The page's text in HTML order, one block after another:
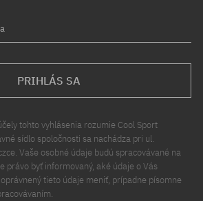
PRIHLÁS SA
tohto vyhlásenia rozumie Cool Sport
sídlo spoločnosti sa nachádza pri ul.
Vaše osobné údaje budú spracovávané na
právo byť informovaný, aké údaje o Vás
tieto údaje meniť, prípadne písomne